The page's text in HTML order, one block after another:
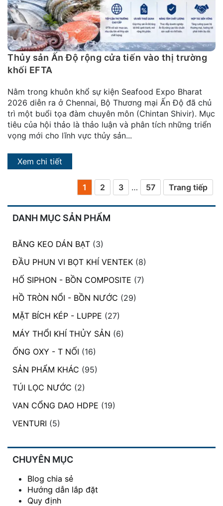
DANH MỤC SẢN PHẨM
BĂNG KEO DÁN BẠT (3)
ĐẦU PHUN VI BỌT KHÍ VENTEK (8)
HỐ SIPHON - BỒN COMPOSITE (7)
HỒ TRÒN NỔI - BỒN NƯỚC (29)
MẶT BÍCH KÉP - LUPPE (27)
MÁY THỔI KHÍ THỦY SẢN (6)
ỐNG OXY - T NỐI (16)
SẢN PHẨM KHÁC (95)
TÚI LỌC NƯỚC (2)
VAN CỔNG DAO HDPE (19)
VENTURI (5)
CHUYÊN MỤC
Blog chia sẻ
Hướng dẫn lắp đặt
Quy định
Thủy sản Ấn Độ rộng cửa tiến vào thị trường
khối EFTA
Nằm trong khuôn khổ sự kiện Seafood Expo Bharat
2026 diễn ra ở Chennai, Bộ Thương mại Ấn Độ đã chủ
trì một buổi tọa đàm chuyên môn (Chintan Shivir). Mục
tiêu của hội thảo là thảo luận và phân tích những triển
vọng mới cho lĩnh vực thủy sản...
Xem chi tiết
1 2 3 … 57 Trang tiếp